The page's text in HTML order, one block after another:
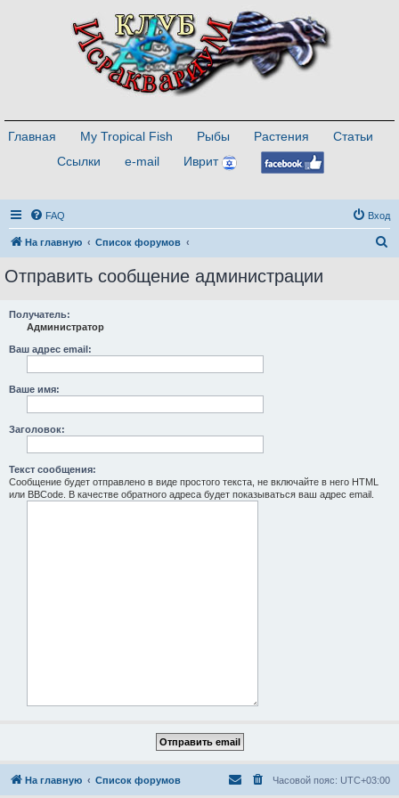
Главная My Tropical Fish Рыбы Растения
Статьи
Ссылки
e-mail Иврит
FAQ Вход
На главную Список форумов
Отправить сообщение администрации
Получатель:
Администратор
Ваш адрес email:
Ваше имя:
Заголовок:
Текст сообщения:
Сообщение будет отправлено в виде простого текста, не включайте в него HTML
или BBCode. В качестве обратного адреса будет показываться ваш адрес email.
На главную Список форумов Часовой пояс: UTC+03:00